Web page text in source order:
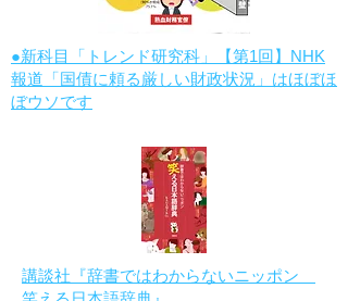
●新科目「トレンド研究科」【第1回】NHK
報道「国債に頼る厳しい財政状況」はほぼほ
ぼウソです
講談社『辞書ではわからないニッポン